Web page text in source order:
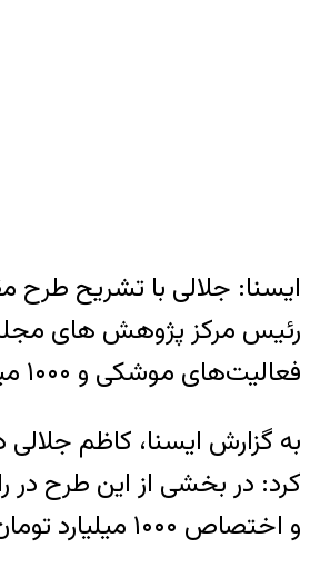
ایسنا: جلالی با تشریح طرح
فعالیت‌های موشکی و ۱۰۰۰ میلیارد تومان برای مبارزه با تروریسم توسط نیروی قدس سپاه پاسداران پیش بینی شده است.
و اختصاص ۱۰۰۰ میلیارد تومان به نیروی قدس سپاه پاسداران برای مبارزه با تروریسم پیش بینی شده است.